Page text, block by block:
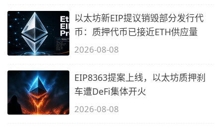
以太坊新EIP提议销毁部分发行代
币：质押代币已接近ETH供应量
2026-08-08
EIP8363提案上线，以太坊质押刹
车遭DeFi集体开火
2026-08-08